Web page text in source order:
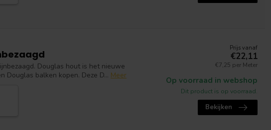
Douglas hout is het nieuwe
Douglas balken kopen. Deze D... Meer
Prijs vanaf
€22,11
€7,25 per Meter
Op voorraad in webshop
Dit product is op voorraad.
Bekijken